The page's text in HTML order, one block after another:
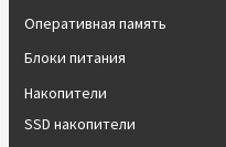
Оперативная память
Блоки питания
Накопители
SSD накопители